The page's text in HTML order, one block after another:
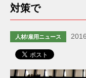
対策で
人材/雇用ニュース